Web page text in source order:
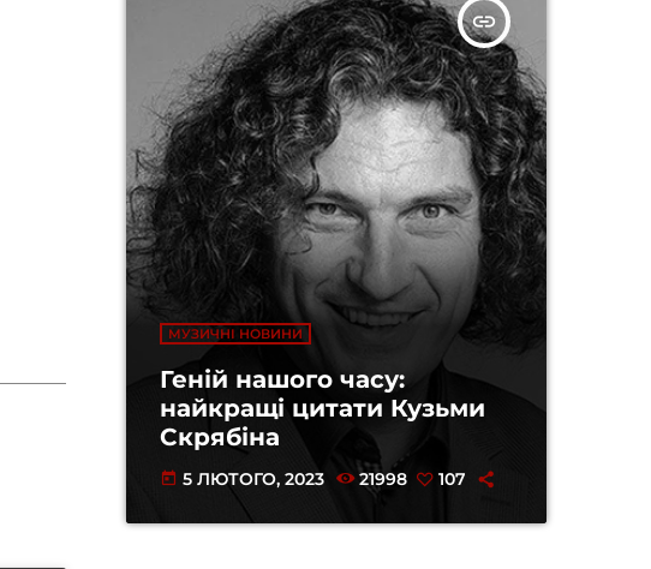
insert_link
МУЗИЧНІ НОВИНИ
Геній нашого часу:
найкращі цитати Кузьми
Скрябіна
today 5 ЛЮТОГО, 2023 21998 107